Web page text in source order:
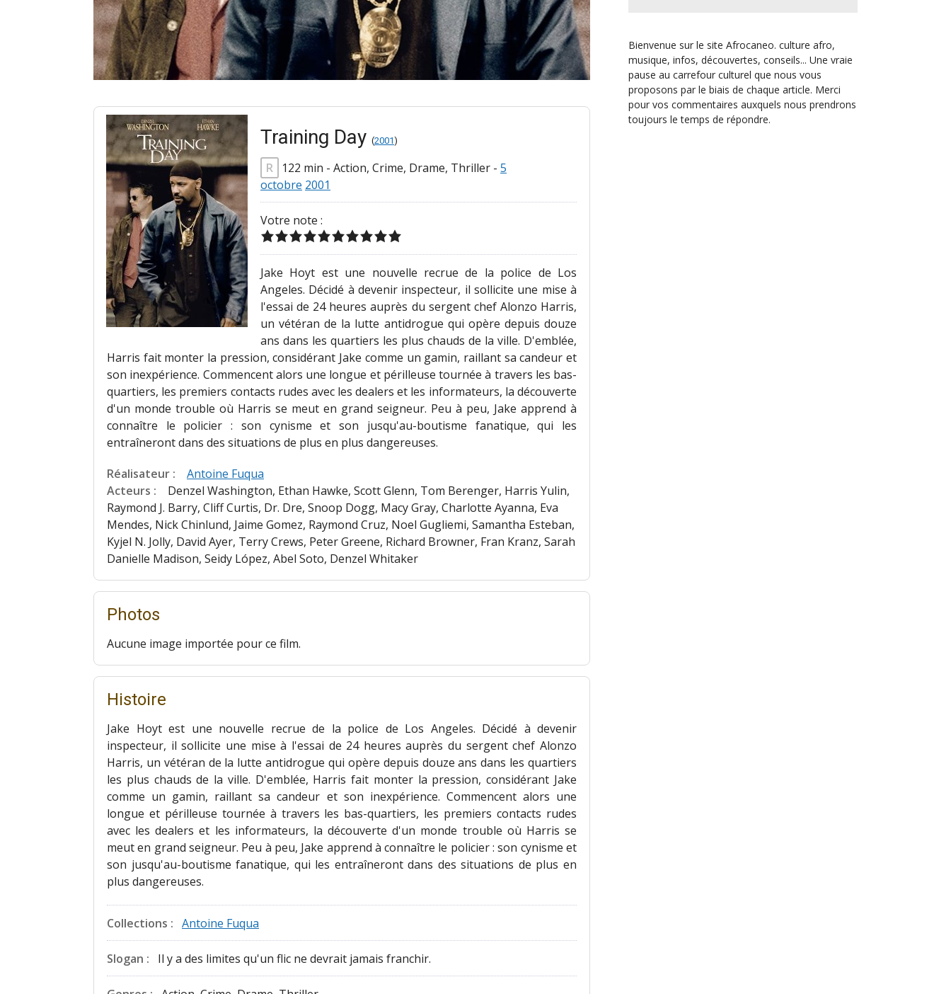
Training Day (2001)
R 122 min - Action, Crime, Drame, Thriller - 5
octobre 2001
Votre note :
Jake Hoyt est une nouvelle recrue de la police de Los
Angeles. Décidé à devenir inspecteur, il sollicite une mise à
l'essai de 24 heures auprès du sergent chef Alonzo Harris,
un vétéran de la lutte antidrogue qui opère depuis douze
ans dans les quartiers les plus chauds de la ville. D'emblée,
Harris fait monter la pression, considérant Jake comme un gamin, raillant sa candeur et
son inexpérience. Commencent alors une longue et périlleuse tournée à travers les bas-
quartiers, les premiers contacts rudes avec les dealers et les informateurs, la découverte
d'un monde trouble où Harris se meut en grand seigneur. Peu à peu, Jake apprend à
connaître le policier : son cynisme et son jusqu'au-boutisme fanatique, qui les
entraîneront dans des situations de plus en plus dangereuses.
Réalisateur :
Antoine Fuqua
Acteurs :
Denzel Washington, Ethan Hawke, Scott Glenn, Tom Berenger, Harris Yulin,
Raymond J. Barry, Cliff Curtis, Dr. Dre, Snoop Dogg, Macy Gray, Charlotte Ayanna, Eva
Mendes, Nick Chinlund, Jaime Gomez, Raymond Cruz, Noel Gugliemi, Samantha Esteban,
Kyjel N. Jolly, David Ayer, Terry Crews, Peter Greene, Richard Browner, Fran Kranz, Sarah
Danielle Madison, Seidy López, Abel Soto, Denzel Whitaker
Photos
Aucune image importée pour ce film.
Histoire
Jake Hoyt est une nouvelle recrue de la police de Los Angeles. Décidé à devenir
inspecteur, il sollicite une mise à l'essai de 24 heures auprès du sergent chef Alonzo
Harris, un vétéran de la lutte antidrogue qui opère depuis douze ans dans les quartiers
les plus chauds de la ville. D'emblée, Harris fait monter la pression, considérant Jake
comme un gamin, raillant sa candeur et son inexpérience. Commencent alors une
longue et périlleuse tournée à travers les bas-quartiers, les premiers contacts rudes
avec les dealers et les informateurs, la découverte d'un monde trouble où Harris se
meut en grand seigneur. Peu à peu, Jake apprend à connaître le policier : son cynisme et
son jusqu'au-boutisme fanatique, qui les entraîneront dans des situations de plus en
plus dangereuses.
Collections : Antoine Fuqua
Slogan : Il y a des limites qu'un flic ne devrait jamais franchir.
Bienvenue sur le site Afrocaneo. culture afro,
musique, infos, découvertes, conseils... Une vraie
pause au carrefour culturel que nous vous
proposons par le biais de chaque article. Merci
pour vos commentaires auxquels nous prendrons
toujours le temps de répondre.